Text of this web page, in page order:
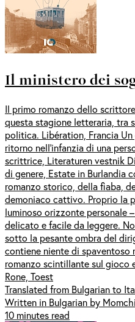
Il ministero dei
Il primo romanzo dello
questa stagione letteraria, tra
politica. Libération, Francia
ritorno nell’infanzia di una
scrittrice, Literaturen vestnik
di genere, Estate in Burlandia
romanzo storico, della fiaba,
demoniaco cattivo. Proprio la
luminoso orizzonte personale
delicato e facile da leggere.
sotto la pesante ombra del
contiene niente di spaventoso
romanzo scintillante sul gioco
Rone, Toest
Translated from Bulgarian to
Written in Bulgarian by
10 minutes read